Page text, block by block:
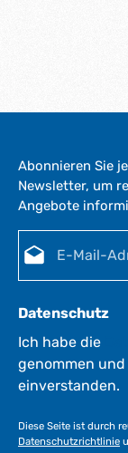
Abonnieren Sie
Newsletter, um
Angebote
Datenschutz
Ich habe die
genommen und
einverstanden.
Diese Seite ist durch
Datenschutzrichtlinie